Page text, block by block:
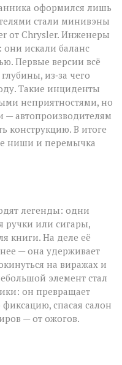
оформился лишь
стали минивэны
от Chrysler. Инженеры
они искали баланс
Первые версии всё
из‑за чего
Такие инциденты
неприятностями, но
автопроизводителям
конструкцию. В итоге
ниши и перемычка
легенды: одни
ручки или сигары,
книги. На деле её
— она удерживает
на виражах и
элемент стал
он превращает
спасая салон
— от ожогов.